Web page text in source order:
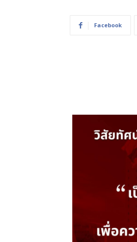
Facebook